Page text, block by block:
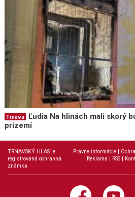
Trnava
Ľudia Na hlinách mali skorý
prízemí
TRNAVSKÝ HLAS je
registrovaná ochranná
známka
Právne informácie
Reklama
RSS